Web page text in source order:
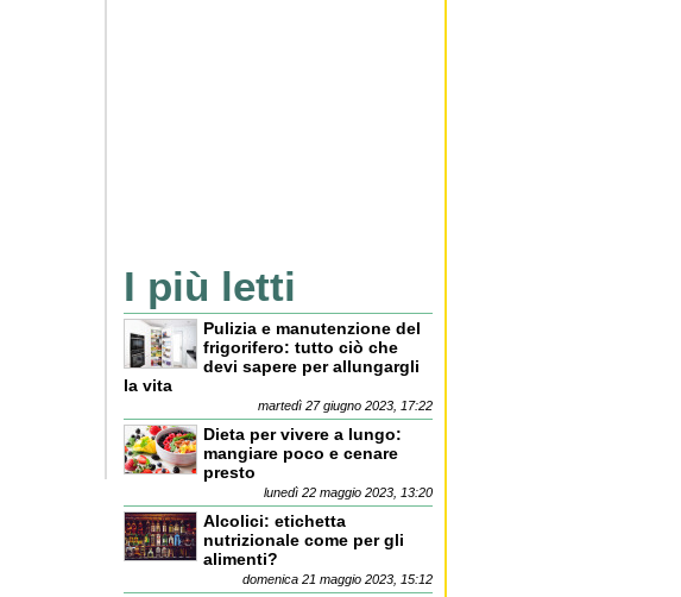
I più letti
Pulizia e manutenzione del
frigorifero: tutto ciò che
devi sapere per allungargli
la vita
martedì 27 giugno 2023, 17:22
Dieta per vivere a lungo:
mangiare poco e cenare
presto
lunedì 22 maggio 2023, 13:20
Alcolici: etichetta
nutrizionale come per gli
alimenti?
domenica 21 maggio 2023, 15:12